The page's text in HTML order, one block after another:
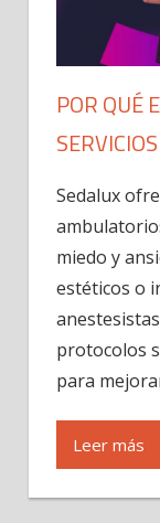
POR QUÉ
Sedalux
miedo y
estéticos o
protocolos
para
Leer más